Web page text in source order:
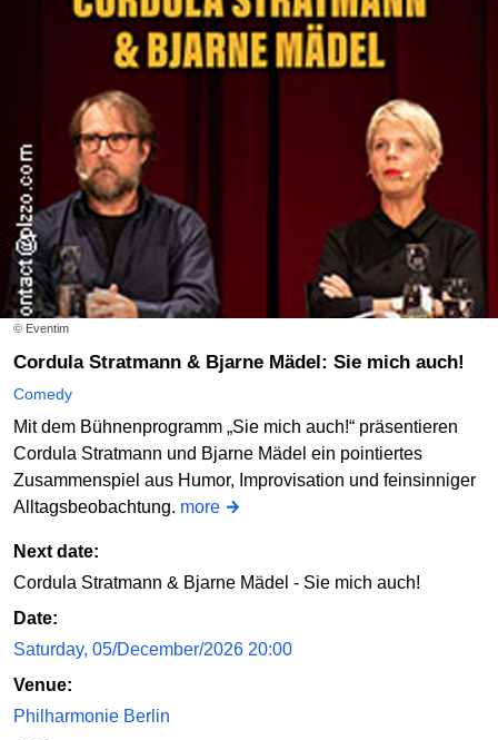
© Eventim
Cordula Stratmann & Bjarne Mädel: Sie mich auch!
Comedy
Mit dem Bühnenprogramm „Sie mich auch!“ präsentieren
Cordula Stratmann und Bjarne Mädel ein pointiertes
Zusammenspiel aus Humor, Improvisation und feinsinniger
Alltagsbeobachtung. more
Next date:
Cordula Stratmann & Bjarne Mädel - Sie mich auch!
Date:
Saturday, 05/December/2026 20:00
Venue:
Philharmonie Berlin